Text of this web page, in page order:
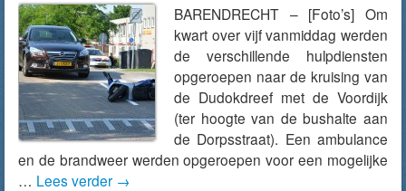
BARENDRECHT – [Foto’s] Om
kwart over vijf vanmiddag werden
de verschillende hulpdiensten
opgeroepen naar de kruising van
de Dudokdreef met de Voordijk
(ter hoogte van de bushalte aan
de Dorpsstraat). Een ambulance
en de brandweer werden opgeroepen voor een mogelijke
… Lees verder →